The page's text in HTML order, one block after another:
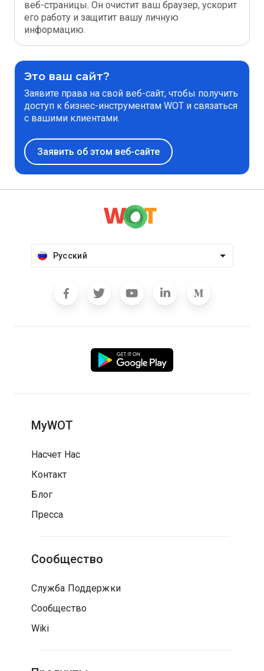
веб-страницы. Он очистит ваш браузер, ускорит
его работу и защитит вашу личную
информацию.
Это ваш сайт?
Заявите права на свой веб-сайт, чтобы получить
доступ к бизнес-инструментам WOT и связаться
с вашими клиентами.
Заявить об этом веб-сайте
Русский
MyWOT
Насчет Нас
Контакт
Блог
Пресса
Сообщество
Служба Поддержки
Сообщество
Wiki